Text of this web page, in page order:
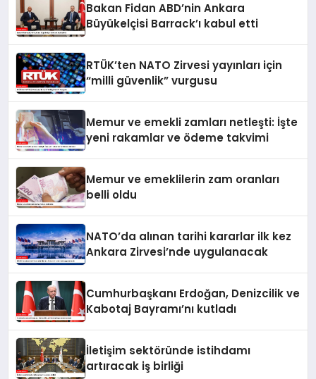
Bakan Fidan ABD’nin Ankara
Büyükelçisi Barrack’ı kabul etti
RTÜK’ten NATO Zirvesi yayınları için
“milli güvenlik” vurgusu
Memur ve emekli zamları netleşti: İşte
yeni rakamlar ve ödeme takvimi
Memur ve emeklilerin zam oranları
belli oldu
NATO’da alınan tarihi kararlar ilk kez
Ankara Zirvesi’nde uygulanacak
Cumhurbaşkanı Erdoğan, Denizcilik ve
Kabotaj Bayramı’nı kutladı
İletişim sektöründe istihdamı
artıracak iş birliği